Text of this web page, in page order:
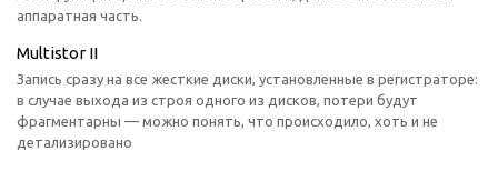
аппаратная часть.
Multistor II
Запись сразу на все жесткие диски, установленные в регистраторе:
в случае выхода из строя одного из дисков, потери будут
фрагментарны — можно понять, что происходило, хоть и не
детализировано